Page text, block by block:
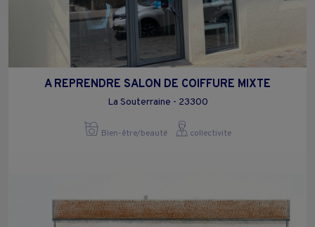
A REPRENDRE SALON DE COIFFURE MIXTE
La Souterraine - 23300
Bien-être/beauté collectivite